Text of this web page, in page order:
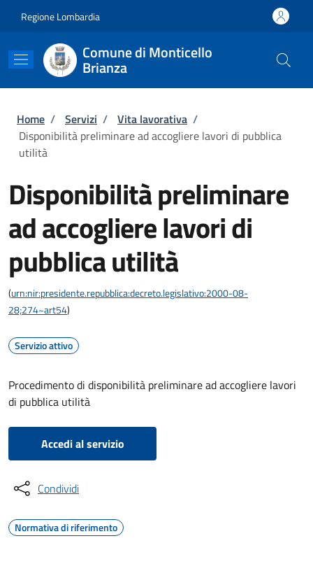
Regione Lombardia
Comune di Monticello
Brianza
Briciole di pane
Home / Servizi / Vita lavorativa /
Disponibilità preliminare ad accogliere lavori di pubblica
utilità
Disponibilità preliminare
ad accogliere lavori di
pubblica utilità
(urn:nir:presidente.repubblica:decreto.legislativo:2000-08-
28;274~art54)
Servizio attivo
Procedimento di disponibilità preliminare ad accogliere lavori
di pubblica utilità
Accedi al servizio
Condividi
Normativa di riferimento